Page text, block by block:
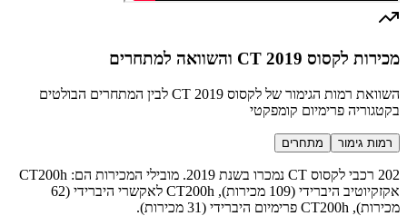
מכירות לקסוס CT 2019 והשוואה למתחרים
השוואת רמות הגימור של לקסוס CT 2019 לבין המתחרים הבולטים
בקטגוריה פרימיום קומפקטי
רמות גימור מתחרים
202 רכבי לקסוס CT נמכרו בשנת 2019. מובילי המכירות הם: CT200h
אקזקיוטיב היברידי (109 מכירות), CT200h לאקשרי היברידי (62
מכירות), CT200h פרימיום היברידי (31 מכירות).